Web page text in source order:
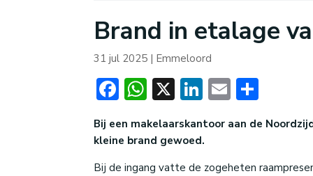
Brand in etalage
31 jul 2025 | Emmeloord
Facebook
WhatsApp
X LinkedIn
Email
Bij een makelaarskantoor aan de
kleine brand gewoed.
Bij de ingang vatte de zogeheten